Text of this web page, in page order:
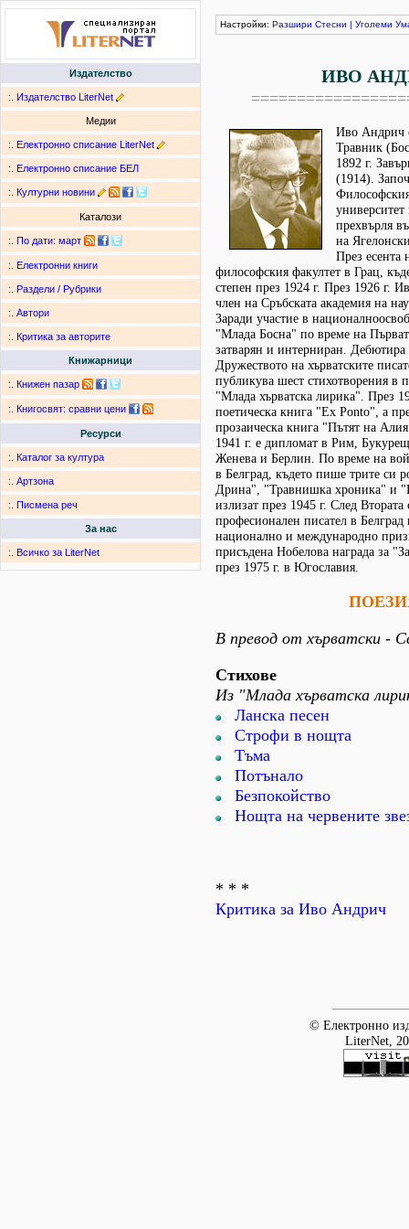
Издателство
:. Издателство LiterNet
Медии
:. Електронно списание LiterNet
:. Електронно списание БЕЛ
:. Културни новини
Каталози
:. По дати: март
:. Електронни книги
:. Раздели / Рубрики
:. Автори
:. Критика за авторите
Книжарници
:. Книжен пазар
:. Книгосвят: сравни цени
Ресурси
:. Каталог за култура
:. Артзона
:. Писмена реч
За нас
:. Всичко за LiterNet
Настройки: Разшири Стесни | Уголеми
ИВО
Иво Андрич
Травник
1892 г.
(1914).
университет
прехвърля
на
През есента
философския факултет в Грац,
степен през 1924 г. През 1926 г.
член на Сръбската академия на
Заради участие в
"Млада Босна" по време на
затварян и интерниран. Дебютира
Дружеството на хърватските
публикува шест стихотворения в
"Млада хърватска лирика". През
поетическа книга "Ех Роnto", а
прозаическа книга "Пътят на
1941 г. е дипломат в Рим,
Женева и Берлин. По време на
в Белград, където пише трите си
Дрина", "Травнишка хроника" и
излизат през 1945 г. След Втората
професионален писател в
национално и международно
присъдена Нобелова награда за
през 1975 г. в Югославия.
В превод от хърватски -
Стихове
Из "Млада хърватска
Ланска песен
Строфи в нощта
Тъма
Потънало
Безпокойство
Нощта на червените
* * *
Критика за Иво Андрич
© Електронно
LiterNet,